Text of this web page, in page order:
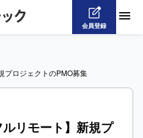
会員登録
プロジェクトのPMO募集
ルリモート】新規プ